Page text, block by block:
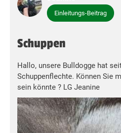
Einleitungs-Beitrag
Schuppen
Hallo, unsere Bulldogge hat
Schuppenflechte. Können Sie
sein könnte ? LG Jeanine